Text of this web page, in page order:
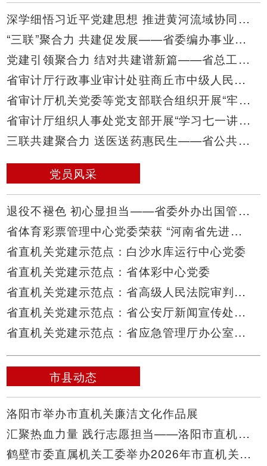
深学细悟习近平党建思想 推进黄河流域协同监测数智化转型——省生态环境厅与生态环境部黄河流域局联合开展主题党日暨业务交流活动
“三联”聚合力 共建促发展——省委编办事业单位登记管理处、省气象局人事处等党支部联合开展主题党日活动
党建引领聚合力 结对共建谱新篇——省总工会劳动和经济工作部党支部与宇通客车生产党支部联合开展结对共建活动
省审计厅行政事业审计处驻商丘市中级人民法院审计组临时党支部开展“牢记初心使命 强化政治忠诚”主题党日活动
省审计厅机关党委等党支部联合组织开展“牢记初心使命 强化政治忠诚”主题党日活动
省审计厅组织人事处党支部开展“学习七一讲话 践行组工初心 汲取奋进力量”主题党日活动
三联共建聚合力 送医送药惠民生——省公共资源交易中心医药采购处党支部联合开展“三联基层促发展”结对共建活动
党员风采
退役不褪色 初心显担当——省委外办出国管理处刘卫东同志拾获贵重首饰主动归还
省体育彩票管理中心党委荣获 “河南省先进基层党组织”称号
省直机关党建示范点：白沙水库运行中心党委
省直机关党建示范点：省体彩中心党委
省直机关党建示范点：省高级人民法院审判管理办公室党支部
省直机关党建示范点：省公安厅新闻宣传处党支部
省直机关党建示范点：省应急管理厅办公室党支部
市县动态
洛阳市举办市直机关廉洁文化作品展
汇聚热血力量 践行志愿担当——洛阳市直机关开展无偿献血活动
鹤壁市委直属机关工委举办2026年市直机关党员发展对象培训班